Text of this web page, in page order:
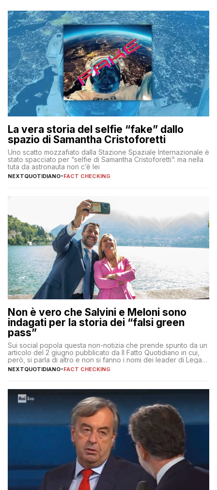
La vera storia del selfie “fake” dallo
spazio di Samantha Cristoforetti
Uno scatto mozzafiato dalla Stazione Spaziale Internazionale è
stato spacciato per “selfie di Samantha Cristoforetti”: ma nella
tuta da astronauta non c’è lei
NEXTQUOTIDIANO-FACT CHECKING
Non è vero che Salvini e Meloni sono
indagati per la storia dei “falsi green
pass”
Sui social popola questa non-notizia che prende spunto da un
articolo del 2 giugno pubblicato da Il Fatto Quotidiano in cui,
però, si parla di altro e non si fanno i nomi dei leader di Lega e
Fratelli d’Italia
NEXTQUOTIDIANO-FACT CHECKING